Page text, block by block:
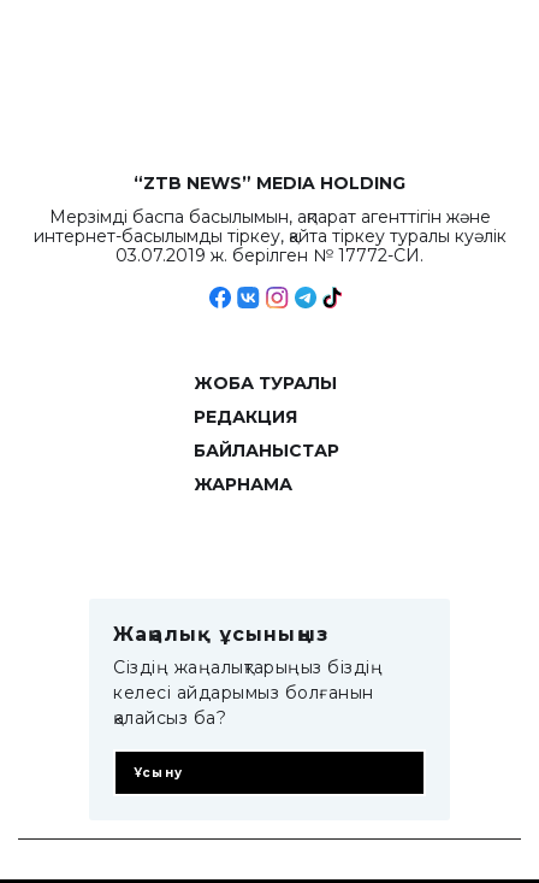
“ZTB NEWS” MEDIA HOLDING
Мерзімді баспа басылымын, ақпарат агенттігін және
интернет-басылымды тіркеу, қайта тіркеу туралы куәлік
03.07.2019 ж. берілген № 17772-СИ.
ЖОБА ТУРАЛЫ
РЕДАКЦИЯ
БАЙЛАНЫСТАР
ЖАРНАМА
Жаңалық ұсыныңыз
Сіздің жаңалықтарыңыз біздің
келесі айдарымыз болғанын
қалайсыз ба?
Ұсыну